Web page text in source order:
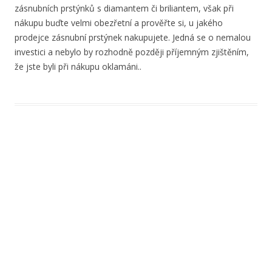
zásnubních prstýnků s diamantem či briliantem, však při
nákupu buďte velmi obezřetní a prověřte si, u jakého
prodejce zásnubní prstýnek nakupujete. Jedná se o nemalou
investici a nebylo by rozhodně později příjemným zjištěním,
že jste byli při nákupu oklamáni..